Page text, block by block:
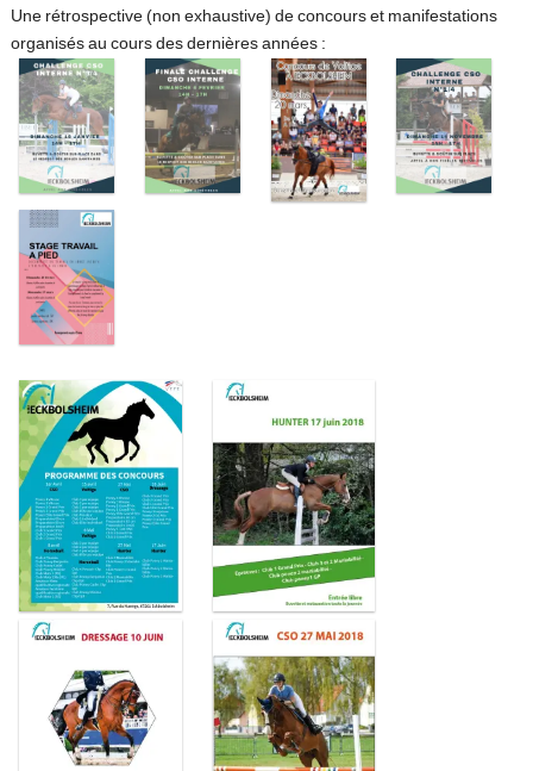
Une rétrospective (non exhaustive) de concours et manifestations
organisés au cours des dernières années :